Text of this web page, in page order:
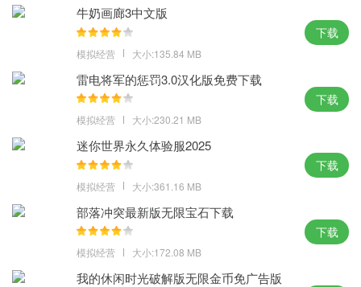
牛奶画廊3中文版
模拟经营 大小:135.84 MB
下载
雷电将军的惩罚3.0汉化版免费下载
模拟经营 大小:230.21 MB
下载
迷你世界永久体验服2025
模拟经营 大小:361.16 MB
下载
部落冲突最新版无限宝石下载
模拟经营 大小:172.08 MB
下载
我的休闲时光破解版无限金币免广告版